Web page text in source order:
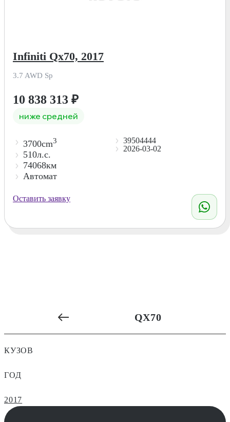
Infiniti Qx70, 2017
3.7 AWD Sp
10 838 313 ₽
ниже средней
3700cm3
510л.с.
74068км
Автомат
39504444
2026-03-02
Оставить заявку
QX70
КУЗОВ
ГОД
2017